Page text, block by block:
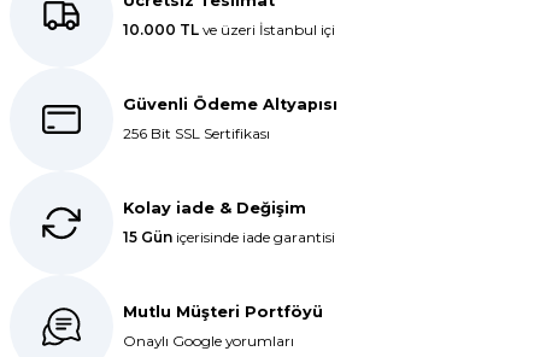
10.000 TL ve üzeri İstanbul içi
Güvenli Ödeme Altyapısı
256 Bit SSL Sertifikası
Kolay iade & Değişim
15 Gün içerisinde iade garantisi
Mutlu Müşteri Portföyü
Onaylı Google yorumları